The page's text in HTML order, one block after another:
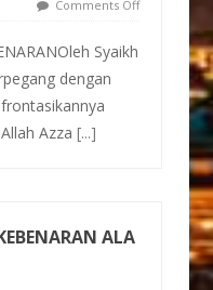
Comments Off
Syaikh
dengan
Azza[...]
ALA